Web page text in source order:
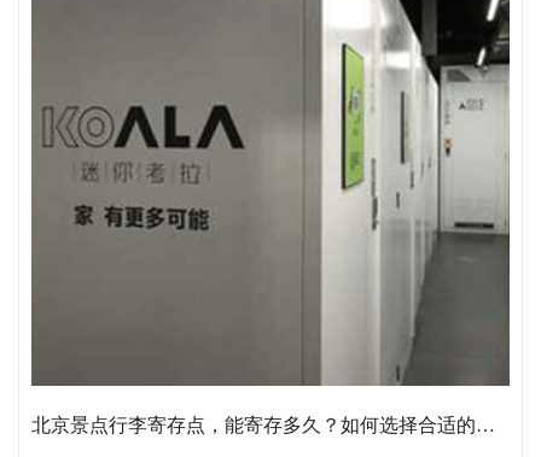
北京景点行李寄存点，能寄存多久？如何选择合适的点？